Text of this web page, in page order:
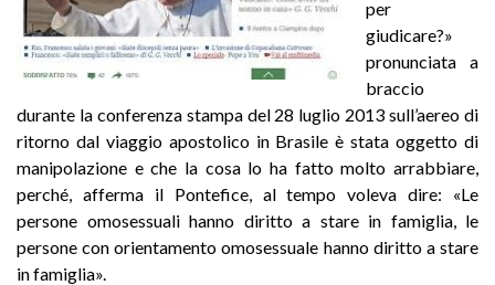
per
giudicare?»
pronunciata a
braccio
durante la conferenza stampa del 28 luglio 2013 sull’aereo di
ritorno dal viaggio apostolico in Brasile è stata oggetto di
manipolazione e che la cosa lo ha fatto molto arrabbiare,
perché, afferma il Pontefice, al tempo voleva dire: «Le
persone omosessuali hanno diritto a stare in famiglia, le
persone con orientamento omosessuale hanno diritto a stare
in famiglia».